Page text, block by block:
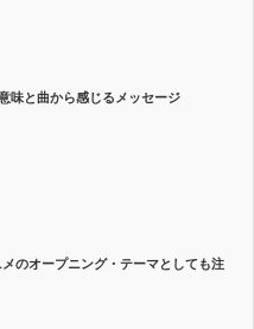
と曲から感じるメッセージ
のオープニング・テーマとしても注